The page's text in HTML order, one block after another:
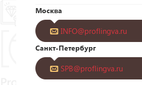
Москва
INFO@proflingva.ru
Санкт-Петербург
SPB@proflingva.ru